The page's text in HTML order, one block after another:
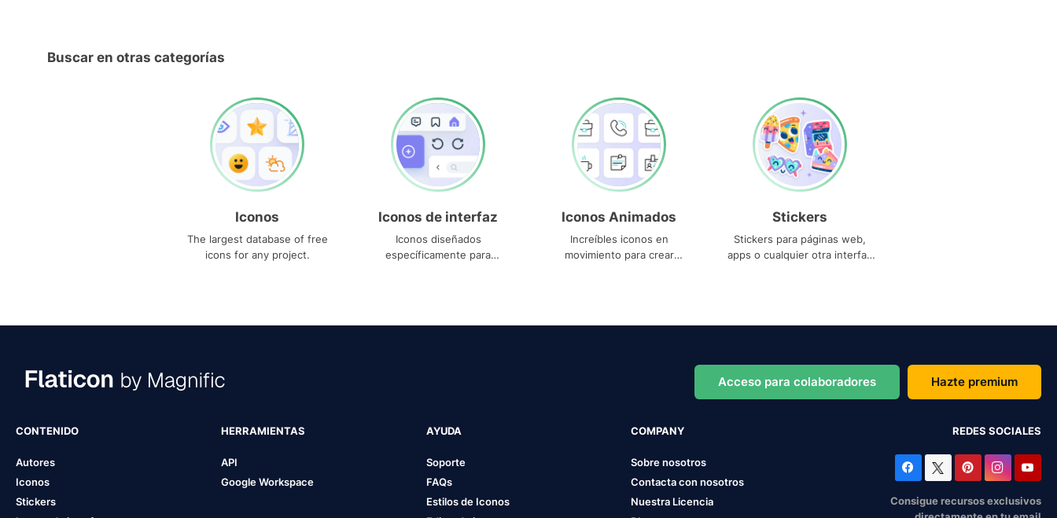
Buscar en otras categorías
Iconos
The largest database of free
icons for any project.
Iconos de interfaz
Iconos diseñados
específicamente para
Iconos Animados
Increíbles iconos en
movimiento para crear
Stickers
Stickers para páginas web,
apps o cualquier otra interfaz
Acceso para colaboradores Hazte premium
CONTENIDO
Autores
Iconos
Stickers
HERRAMIENTAS
API
Google Workspace
AYUDA
Soporte
FAQs
Estilos de Iconos
COMPANY
Sobre nosotros
Contacta con nosotros
Nuestra Licencia
REDES SOCIALES
Consigue recursos exclusivos